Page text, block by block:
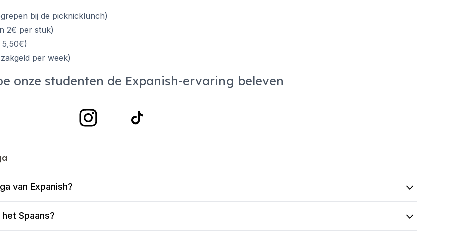
bij de picknicklunch)
2€ per stuk)
per week)
onze studenten de Expanish-ervaring beleven
van Expanish?
Spaans?